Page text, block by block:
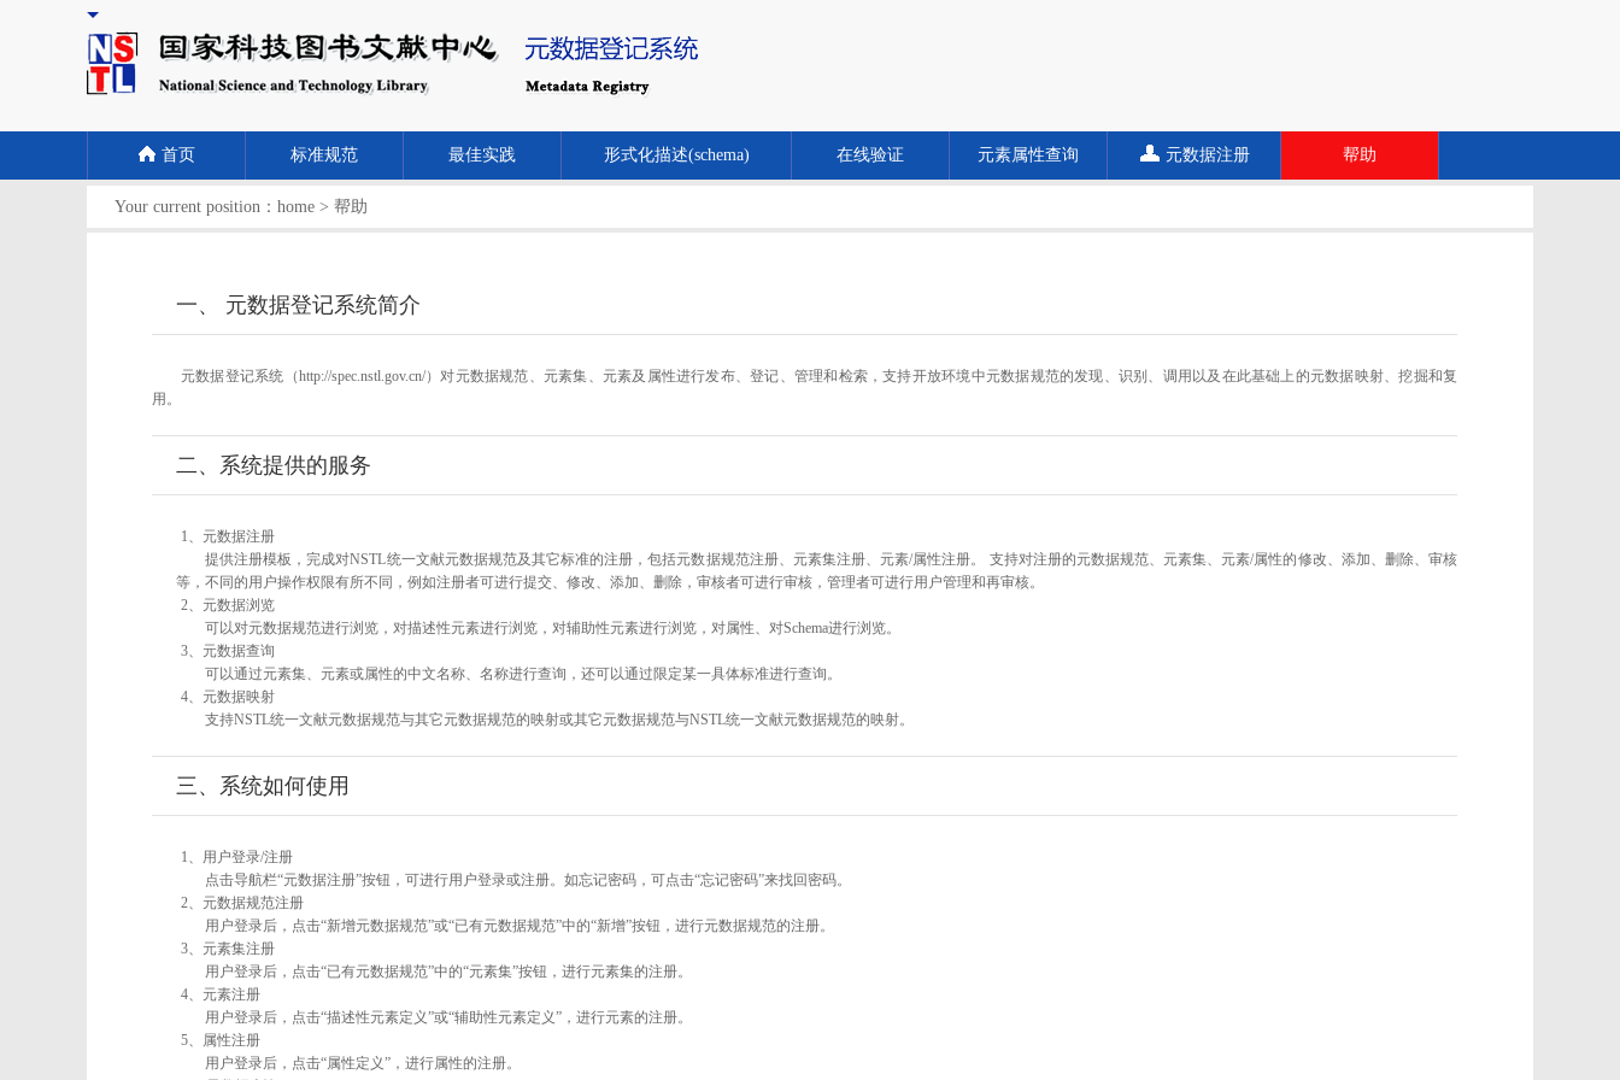
首页 标准规范 最佳实践 形式化描述(schema) 在线验证 元素属性查询 元数据注册 帮助
Your current position： home > 帮助
一、 元数据登记系统简介
元数据登记系统（http://spec.nstl.gov.cn/）对元数据规范、元素集、元素及属性进行发布、登记、管理和检索，支持开放环境中元数据规范的发现、识别、调用以及在此基础上的元数据映射、挖掘和复
用。
二、系统提供的服务
1、元数据注册
提供注册模板，完成对NSTL统一文献元数据规范及其它标准的注册，包括元数据规范注册、元素集注册、元素/属性注册。 支持对注册的元数据规范、元素集、元素/属性的修改、添加、删除、审核
等，不同的用户操作权限有所不同，例如注册者可进行提交、修改、添加、删除，审核者可进行审核，管理者可进行用户管理和再审核。
2、元数据浏览
可以对元数据规范进行浏览，对描述性元素进行浏览，对辅助性元素进行浏览，对属性、对Schema进行浏览。
3、元数据查询
可以通过元素集、元素或属性的中文名称、名称进行查询，还可以通过限定某一具体标准进行查询。
4、元数据映射
支持NSTL统一文献元数据规范与其它元数据规范的映射或其它元数据规范与NSTL统一文献元数据规范的映射。
三、系统如何使用
1、用户登录/注册
点击导航栏“元数据注册”按钮，可进行用户登录或注册。如忘记密码，可点击“忘记密码”来找回密码。
2、元数据规范注册
用户登录后，点击“新增元数据规范”或“已有元数据规范”中的“新增”按钮，进行元数据规范的注册。
3、元素集注册
用户登录后，点击“已有元数据规范”中的“元素集”按钮，进行元素集的注册。
4、元素注册
用户登录后，点击“描述性元素定义”或“辅助性元素定义”，进行元素的注册。
5、属性注册
用户登录后，点击“属性定义”，进行属性的注册。